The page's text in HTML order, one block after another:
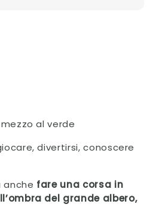
al verde
divertirsi, conoscere
anche fare una corsa in
del grande albero,